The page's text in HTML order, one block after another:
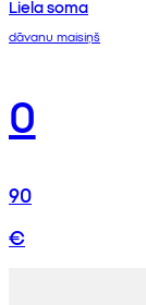
Liela soma
dāvanu maisiņš
0
90
€